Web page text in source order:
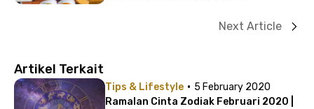
Next Article
Artikel Terkait
Tips & Lifestyle · 5 February 2020
Ramalan Cinta Zodiak Februari 2020 |